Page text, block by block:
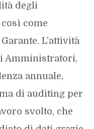
degli
come
L’attività
Amministratori,
annuale,
di auditing per
svolto, che